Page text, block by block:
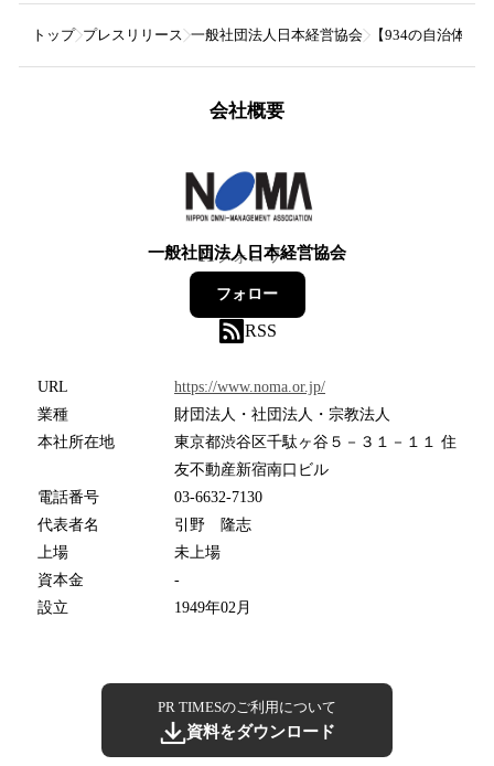
トップ プレスリリース 一般社団法人日本経営協会 【934の自治体が
会社概要
一般社団法人日本経営協会
11フォロワー
フォロー
RSS
URL
https://www.noma.or.jp/
業種
財団法人・社団法人・宗教法人
本社所在地
東京都渋谷区千駄ヶ谷５－３１－１１ 住
友不動産新宿南口ビル
電話番号
03-6632-7130
代表者名
引野 隆志
上場
未上場
資本金
-
設立
1949年02月
PR TIMESのご利用について
資料をダウンロード